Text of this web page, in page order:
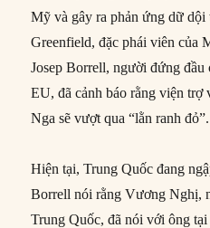
Mỹ và gây ra phản ứng dữ
Greenfield, đặc phái viên của
Josep Borrell, người đứng đầu
EU, đã cảnh báo rằng viện trợ
Nga sẽ vượt qua “lằn ranh đỏ”.
Hiện tại, Trung Quốc đang
Borrell nói rằng Vương Nghị,
Trung Quốc, đã nói với ông